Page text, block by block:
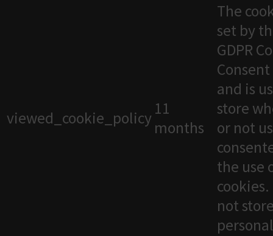
viewed_cookie_policy 11
months
The
set by
GDPR
and is
store
or not
the use
not